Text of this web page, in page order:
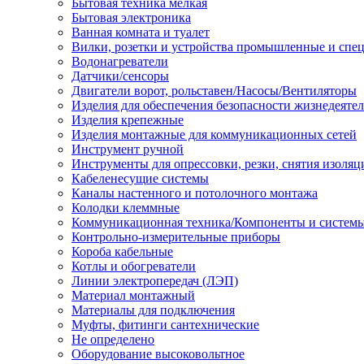
Бытовая техника мелкая
Бытовая электроника
Ванная комната и туалет
Вилки, розетки и устройства промышленные и
Водонагреватели
Датчики/сенсоры
Двигатели ворот, рольставен/Насосы/Вентиляторы
Изделия для обеспечения безопасности
Изделия крепежные
Изделия монтажные для коммуникационных сетей
Инструмент ручной
Инструменты для опрессовки, резки, снятия
Кабеленесущие системы
Каналы настенного и потолочного монтажа
Колодки клеммные
Коммуникационная техника/Компоненты и
Контрольно-измерительные приборы
Короба кабельные
Котлы и обогреватели
Линии электропередач (ЛЭП)
Материал монтажный
Материалы для подключения
Муфты, фитинги сантехнические
Не определено
Оборудование высоковольтное